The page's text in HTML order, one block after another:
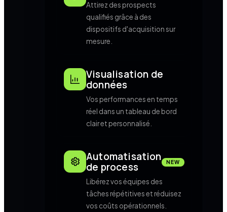
Attirez des prospects
qualifiés grâce à des
dispositifs d'acquisition sur
mesure.
Visualisation de
données
Vos performances en temps
réel dans un tableau de bord
clair et personnalisé.
Automatisation
de process
NEW
Libérez vos équipes des
tâches répétitives et réduisez
vos coûts opérationnels.